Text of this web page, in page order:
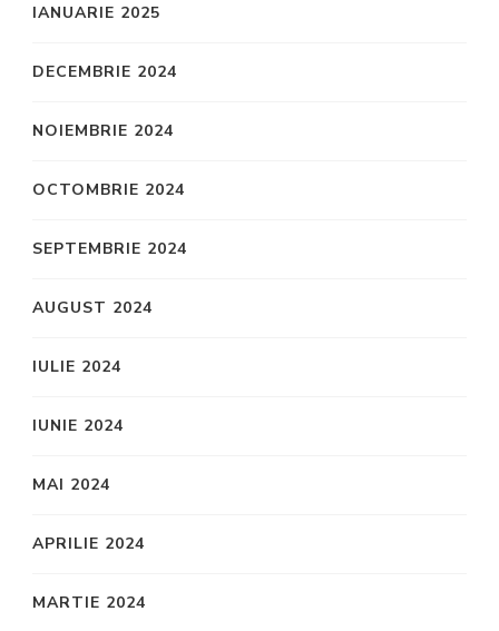
IANUARIE 2025
DECEMBRIE 2024
NOIEMBRIE 2024
OCTOMBRIE 2024
SEPTEMBRIE 2024
AUGUST 2024
IULIE 2024
IUNIE 2024
MAI 2024
APRILIE 2024
MARTIE 2024